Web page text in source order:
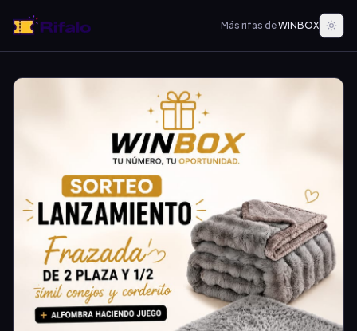
Más rifas deWINBOX